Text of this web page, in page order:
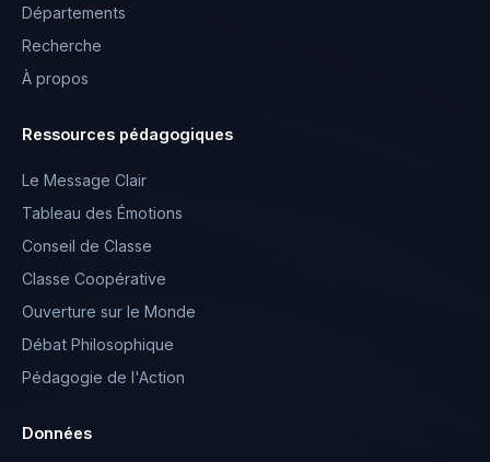
Départements
Recherche
À propos
Ressources pédagogiques
Le Message Clair
Tableau des Émotions
Conseil de Classe
Classe Coopérative
Ouverture sur le Monde
Débat Philosophique
Pédagogie de l'Action
Données